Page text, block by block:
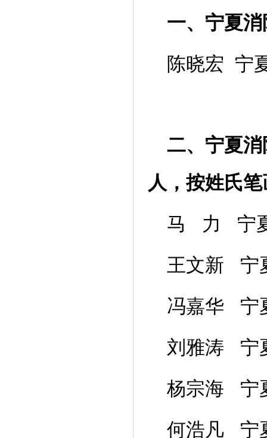
一、宁夏
陈晓宏 宁
二、宁夏
人，按姓氏
马 力 宁夏
王文新 宁
冯嘉华 宁
刘雅涛 宁
杨宗海 宁
何浩凡 宁